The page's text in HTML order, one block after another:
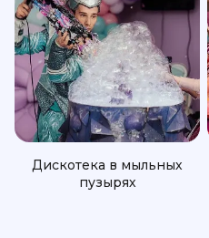
Дискотека в мыльных
пузырях